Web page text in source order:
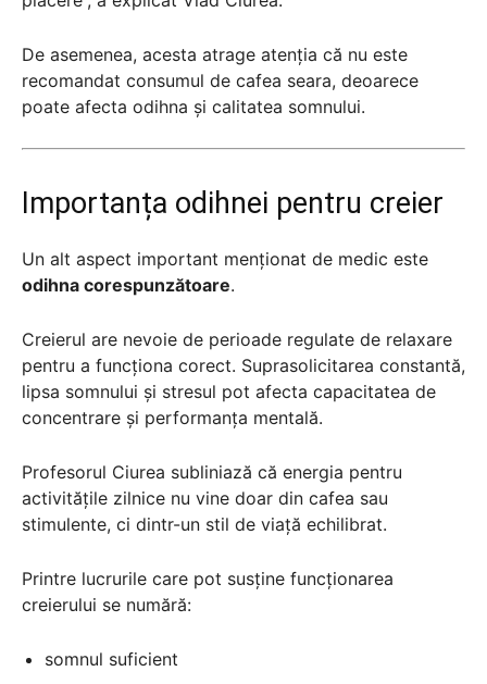
De asemenea, acesta atrage atenția că nu este
recomandat consumul de cafea seara, deoarece
poate afecta odihna și calitatea somnului.
Importanța odihnei pentru creier
Un alt aspect important menționat de medic este
odihna corespunzătoare.
Creierul are nevoie de perioade regulate de relaxare
pentru a funcționa corect. Suprasolicitarea constantă,
lipsa somnului și stresul pot afecta capacitatea de
concentrare și performanța mentală.
Profesorul Ciurea subliniază că energia pentru
activitățile zilnice nu vine doar din cafea sau
stimulente, ci dintr-un stil de viață echilibrat.
Printre lucrurile care pot susține funcționarea
creierului se numără:
somnul suficient